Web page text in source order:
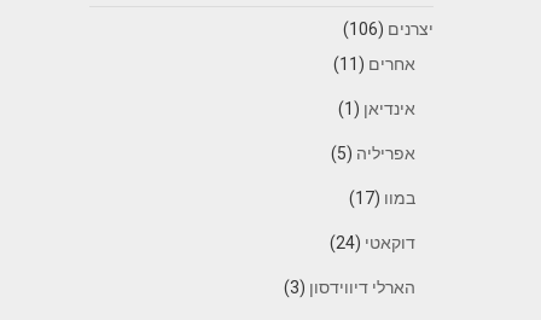
יצרנים (106)
אחרים (11)
אינדיאן (1)
אפריליה (5)
במוו (17)
דוקאטי (24)
הארלי דיווידסון (3)